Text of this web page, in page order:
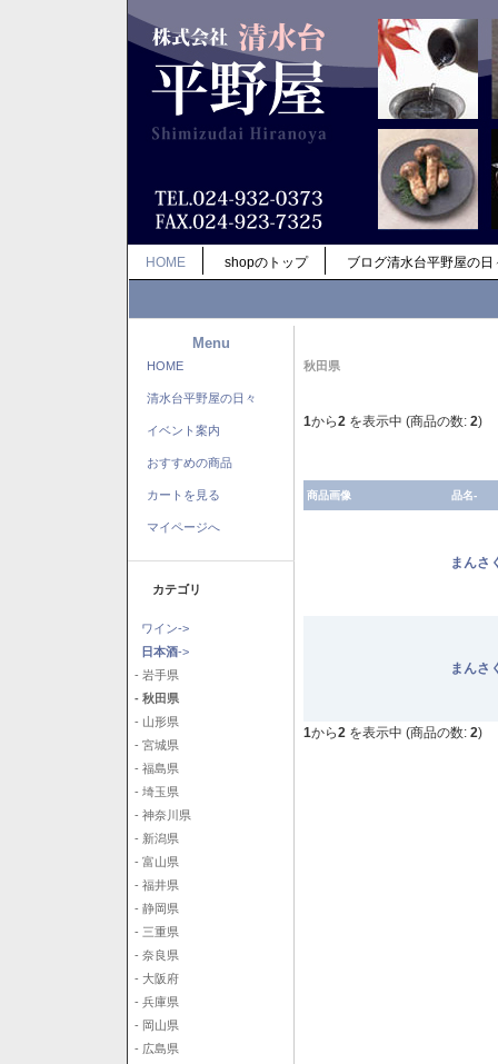
HOME shopのトップ ブログ清水台平野屋の日
Menu
HOME
清水台平野屋の日々
イベント案内
おすすめの商品
カートを見る
マイページへ
カテゴリ
ワイン->
日本酒->
- 岩手県
- 秋田県
- 山形県
- 宮城県
- 福島県
- 埼玉県
- 神奈川県
- 新潟県
- 富山県
- 福井県
- 静岡県
- 三重県
- 奈良県
- 大阪府
- 兵庫県
- 岡山県
- 広島県
秋田県
1から2 を表示中 (商品の数: 2)
商品画像 品名-
まん
まん
1から2 を表示中 (商品の数: 2)